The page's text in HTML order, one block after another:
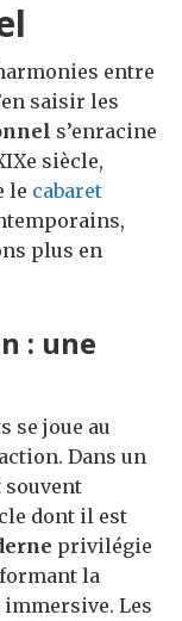
entre
saisir les
s’enracine
siècle,
le cabaret
plus en
: une
se joue au
Dans un
souvent
dont il est
privilégie
la
Les